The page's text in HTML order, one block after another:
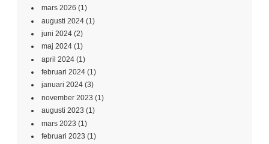
mars 2026 (1)
augusti 2024 (1)
juni 2024 (2)
maj 2024 (1)
april 2024 (1)
februari 2024 (1)
januari 2024 (3)
november 2023 (1)
augusti 2023 (1)
mars 2023 (1)
februari 2023 (1)